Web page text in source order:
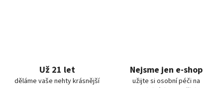
Už 21 let
děláme vaše nehty krásnější
Nejsme jen e-shop
užijte si osobní péči na